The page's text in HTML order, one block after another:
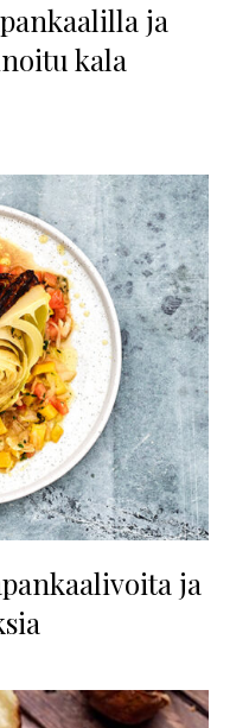
ja
kala
ja